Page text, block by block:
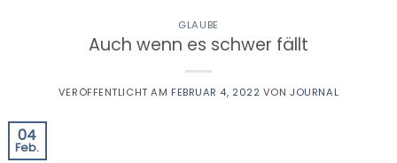
GLAUBE
Auch wenn es schwer fällt
VERÖFFENTLICHT AM FEBRUAR 4, 2022 VONJOURNAL
04
Feb.